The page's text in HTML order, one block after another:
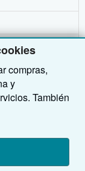
compras,
y
También
en que los
relevante